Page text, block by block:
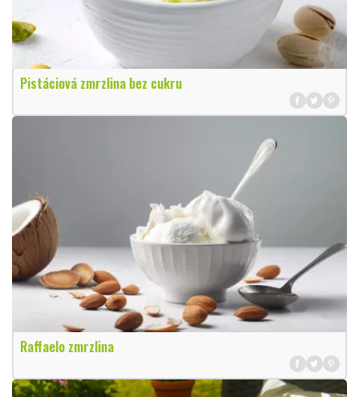
Pistáciová zmrzlina bez cukru
Raffaelo zmrzlina